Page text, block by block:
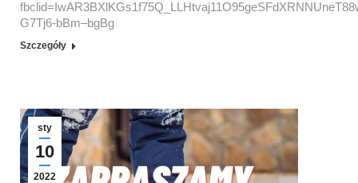
G7Tj6-bBm–bgBg
Szczegóły
sty
10
2022